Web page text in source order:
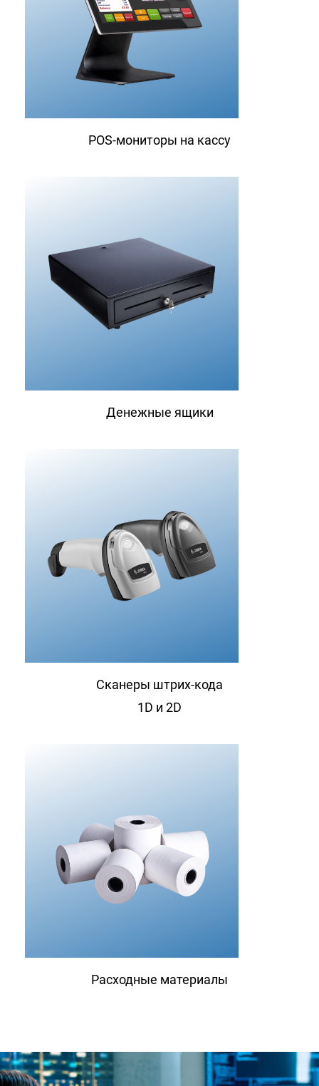
POS-мониторы на кассу
Денежные ящики
Сканеры штрих-кода
1D и 2D
Расходные материалы